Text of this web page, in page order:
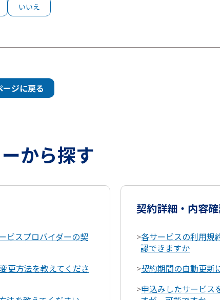
いいえ
ージに戻る
から探す
ビスプロバイダーの契
更方法を教えてくださ
契約詳細・内容
>各サービスの利用規
認できますか
>契約期間の自動更新
>申込みしたサービス